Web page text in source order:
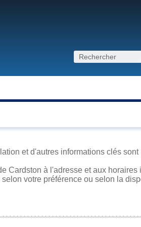
et d'autres informations clés sont
Cardston à l'adresse et aux horaires
votre préférence ou selon la